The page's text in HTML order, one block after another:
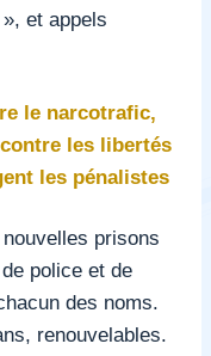
», et appels
le narcotrafic,
les libertés
les pénalistes
prisons
police et de
des noms.
renouvelables.